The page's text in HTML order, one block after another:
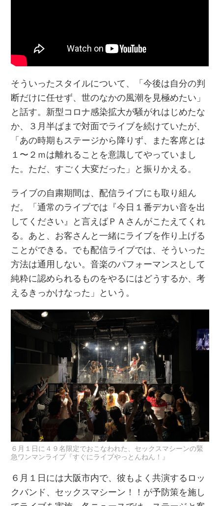
そういったスタイルについて、「今後は自分の判
断だけに任せず、世のなかの風潮を見極めたい」
と話す。新型コロナ感染拡大が騒がれはじめたな
か、３月半ばまで対面でライブを続けていたが、
「あの時期もステージから降りず、また客席とは
１〜２ｍは離れることを意識してやっていまし
た。ただ、すごく大変だった」と振りかえる。
ライブの自粛期間は、配信ライブにも取り組ん
だ。「通常のライブでは『今日１番デカい音を出
してください』と言えばＰＡさんがこたえてくれ
る。あと、お客さんと一緒にライブを作り上げる
ことができる。でも配信ライブでは、そういった
方法は通用しない。音楽のパフォーマンスとして
純粋に認められるものをやるにはどうするか、考
えるきっかけなった」という。
６月１日に４９名限定でおこなわれた、セックスマシーンの緊
急ワンマンライブ『すぐにライブやっとんねん！』
６月１日には大阪市内で、彼もよく共演するロッ
クバンド、セックスマシーン！！が予防策を施し